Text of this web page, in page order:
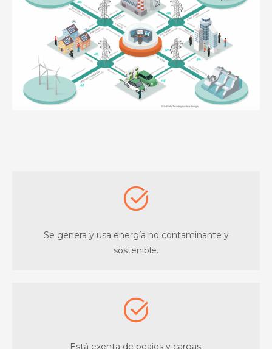
Se genera y usa energía no contaminante y
sostenible.
Está exenta de peajes y cargas.